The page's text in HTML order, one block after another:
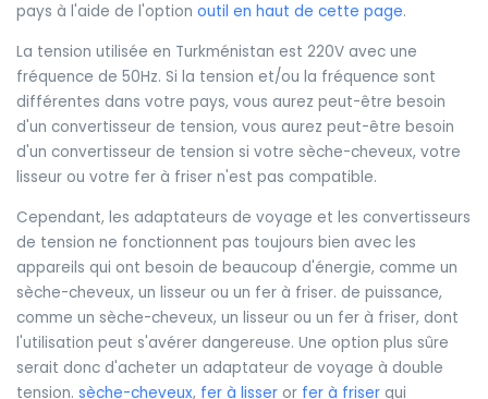
pays à l'aide de l'option outil en haut de cette page.
La tension utilisée en Turkménistan est 220V avec une
fréquence de 50Hz. Si la tension et/ou la fréquence sont
différentes dans votre pays, vous aurez peut-être besoin
d'un convertisseur de tension, vous aurez peut-être besoin
d'un convertisseur de tension si votre sèche-cheveux, votre
lisseur ou votre fer à friser n'est pas compatible.
Cependant, les adaptateurs de voyage et les convertisseurs
de tension ne fonctionnent pas toujours bien avec les
appareils qui ont besoin de beaucoup d'énergie, comme un
sèche-cheveux, un lisseur ou un fer à friser. de puissance,
comme un sèche-cheveux, un lisseur ou un fer à friser, dont
l'utilisation peut s'avérer dangereuse. Une option plus sûre
serait donc d'acheter un adaptateur de voyage à double
tension. sèche-cheveux, fer à lisser or fer à friser qui